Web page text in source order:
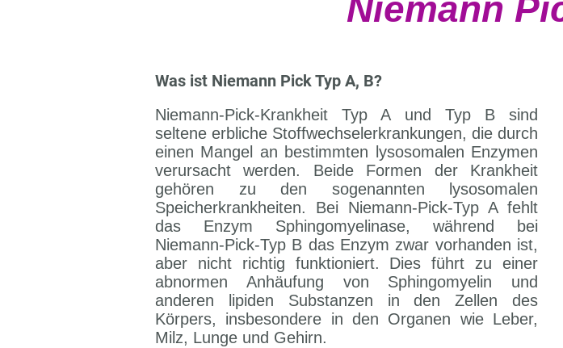
Niemann
Was ist Niemann Pick Typ A, B?
Niemann-Pick-Krankheit Typ A und Typ B sind
seltene erbliche Stoffwechselerkrankungen, die durch
einen Mangel an bestimmten lysosomalen Enzymen
verursacht werden. Beide Formen der Krankheit
gehören zu den sogenannten lysosomalen
Speicherkrankheiten. Bei Niemann-Pick-Typ A fehlt
das Enzym Sphingomyelinase, während bei
Niemann-Pick-Typ B das Enzym zwar vorhanden ist,
aber nicht richtig funktioniert. Dies führt zu einer
abnormen Anhäufung von Sphingomyelin und
anderen lipiden Substanzen in den Zellen des
Körpers, insbesondere in den Organen wie Leber,
Milz, Lunge und Gehirn.